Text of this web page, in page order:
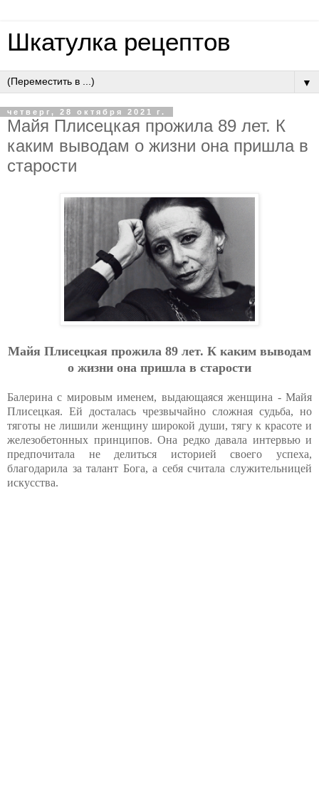
Шкатулка рецептов
▼
четверг, 28 октября 2021 г.
Майя Плисецкая прожила 89 лет. К
каким выводам о жизни она пришла в
старости
Майя Плисецкая прожила 89 лет. К каким выводам
о жизни она пришла в старости
Балерина с мировым именем, выдающаяся женщина - Майя
Плисецкая. Ей досталась чрезвычайно сложная судьба, но
тяготы не лишили женщину широкой души, тягу к красоте и
железобетонных принципов. Она редко давала интервью и
предпочитала не делиться историей своего успеха,
благодарила за талант Бога, а себя считала служительницей
искусства.